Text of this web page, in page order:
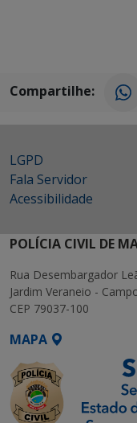
Compartilhe:
LGPD
Fala Servidor
Acessibilidade
POLÍCIA CIVIL DE
Rua Desembargador
Jardim Veraneio -
CEP 79037-100
MAPA